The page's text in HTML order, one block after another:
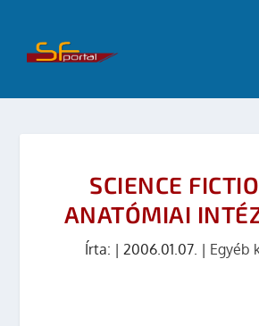
SCIENCE
ANATÓMIAI
Írta: | 2006.01.07. | Egyéb